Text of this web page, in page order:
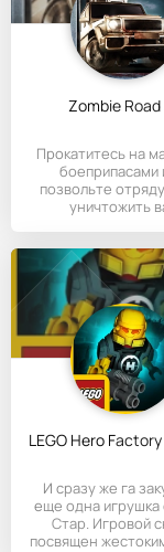
Zombie Road
Прокатитесь на
боеприпасами
позвольте
уничтожить
LEGO Hero
И сразу же га
еще одна игрушка
Стар. Игровой
посвящен